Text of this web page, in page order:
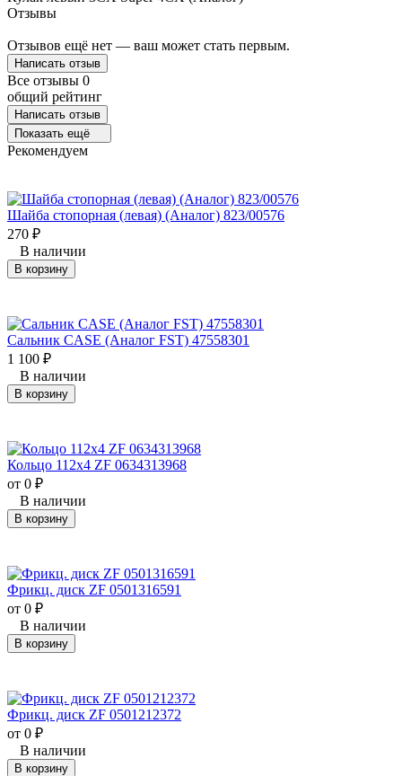
Отзывы
Отзывов ещё нет — ваш может стать первым.
Написать отзыв
Все отзывы 0
общий рейтинг
Написать отзыв
Показать ещё
Рекомендуем
Шайба стопорная (левая) (Аналог) 823/00576
270 ₽
В наличии
В корзину
Сальник CASE (Аналог FST) 47558301
1 100 ₽
В наличии
В корзину
Кольцо 112х4 ZF 0634313968
от 0 ₽
В наличии
В корзину
Фрикц. диск ZF 0501316591
от 0 ₽
В наличии
В корзину
Фрикц. диск ZF 0501212372
от 0 ₽
В наличии
В корзину